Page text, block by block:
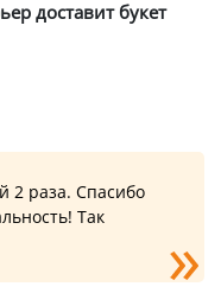
доставит букет
2 раза. Спасибо
Так